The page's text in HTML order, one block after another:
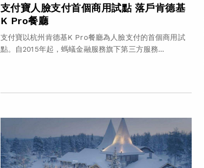
支付寶人臉支付首個商用試點 落戶肯德基
K Pro餐廳
支付寶以杭州肯德基K Pro餐廳為人臉支付的首個商用試
點。自2015年起，螞蟻金融服務旗下第三方服務...